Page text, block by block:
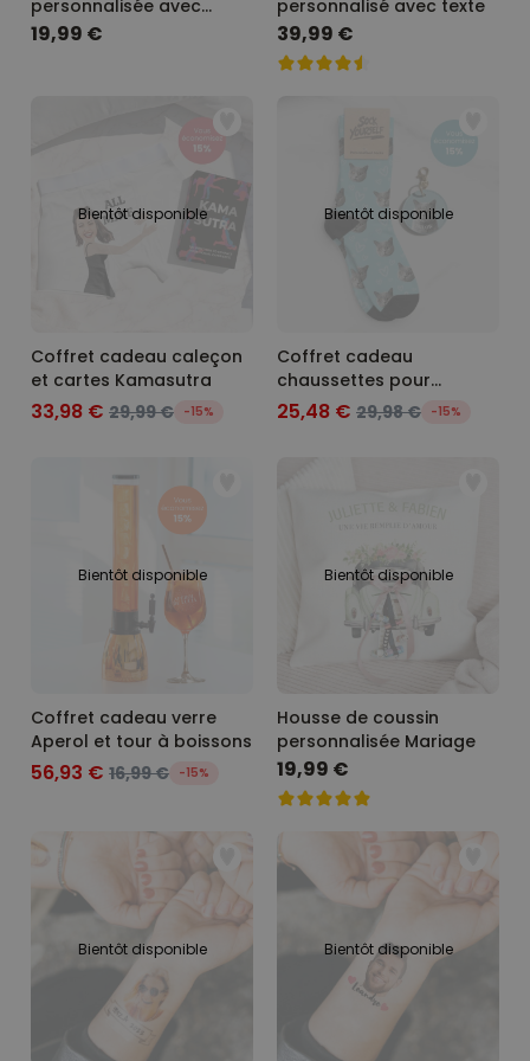
personnalisée avec
photo - Style Comics
19,99 €
personnalisé avec texte
39,99 €
Bientôt disponible
Coffret cadeau caleçon
et cartes Kamasutra
33,98 € 29,99 € -15%
Bientôt disponible
Coffret cadeau
chaussettes pour
animaux et porte-clés
25,48 € 29,98 € -15%
Bientôt disponible
Coffret cadeau verre
Aperol et tour à boissons
56,93 € 16,99 € -15%
Bientôt disponible
Housse de coussin
personnalisée Mariage
19,99 €
Bientôt disponible Bientôt disponible